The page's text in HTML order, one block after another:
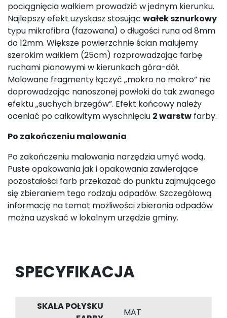
pociągnięcia wałkiem prowadzić w jednym kierunku.
Najlepszy efekt uzyskasz stosując wałek sznurkowy
typu mikrofibra (fazowana) o długości runa od 8mm
do 12mm. Większe powierzchnie ścian malujemy
szerokim wałkiem (25cm) rozprowadzając farbę
ruchami pionowymi w kierunkach góra-dół.
Malowane fragmenty łączyć „mokro na mokro” nie
doprowadzając nanoszonej powłoki do tak zwanego
efektu „suchych brzegów”. Efekt końcowy należy
oceniać po całkowitym wyschnięciu 2 warstw farby.
Po zakończeniu malowania
Po zakończeniu malowania narzędzia umyć wodą.
Puste opakowania jak i opakowania zawierające
pozostałości farb przekazać do punktu zajmującego
się zbieraniem tego rodzaju odpadów. Szczegółową
informację na temat możliwości zbierania odpadów
można uzyskać w lokalnym urzędzie gminy.
SPECYFIKACJA
SKALA POŁYSKU
MAT